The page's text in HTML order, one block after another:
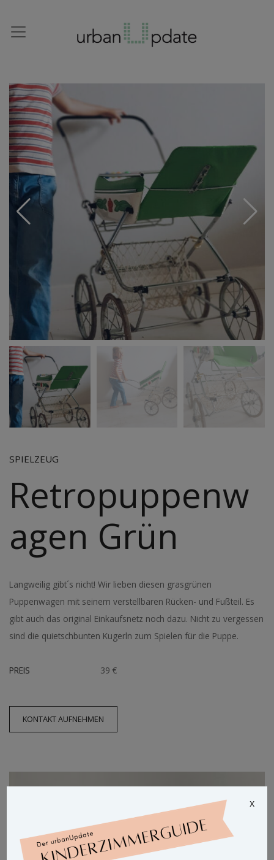
SPIELZEUG
Retropuppenw
agen Grün
Langweilig gibt´s nicht! Wir lieben diesen grasgrünen
Puppenwagen mit seinem verstellbaren Rücken- und Fußteil. Es
gibt auch das original Einkaufsnetz noch dazu. Nicht zu vergessen
sind die quietschbunten Kugerln zum Spielen für die Puppe.
PREIS 39 €
KONTAKT AUFNEHMEN
x